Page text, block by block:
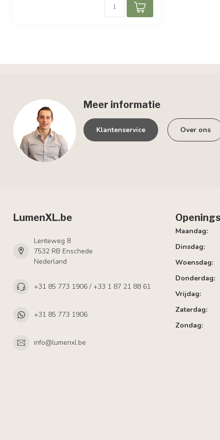
Meer informatie
Klantenservice Over ons
LumenXL.be
Lenteweg 8
7532 RB Enschede
Nederland
+31 85 773 1906 / +33 1 87 21 88 61
+31 85 773 1906
info@lumenxl.be
Maandag:
Dinsdag:
Woensdag:
Donderdag:
Vrijdag:
Zaterdag:
Zondag: